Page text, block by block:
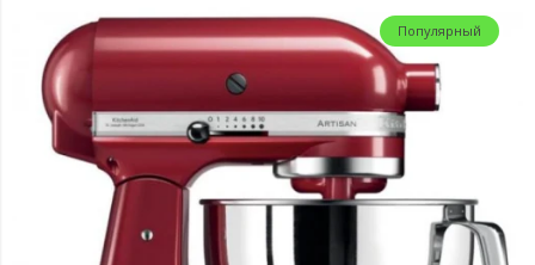
Популярный